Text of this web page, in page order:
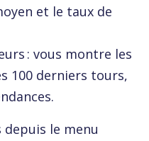
et le taux de
: vous montre les
100 derniers tours,
depuis le menu